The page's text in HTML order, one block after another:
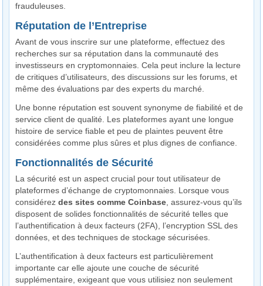
frauduleuses.
Réputation de l’Entreprise
Avant de vous inscrire sur une plateforme, effectuez des
recherches sur sa réputation dans la communauté des
investisseurs en cryptomonnaies. Cela peut inclure la lecture
de critiques d’utilisateurs, des discussions sur les forums, et
même des évaluations par des experts du marché.
Une bonne réputation est souvent synonyme de fiabilité et de
service client de qualité. Les plateformes ayant une longue
histoire de service fiable et peu de plaintes peuvent être
considérées comme plus sûres et plus dignes de confiance.
Fonctionnalités de Sécurité
La sécurité est un aspect crucial pour tout utilisateur de
plateformes d’échange de cryptomonnaies. Lorsque vous
considérezdes sites comme Coinbase, assurez-vous qu’ils
disposent de solides fonctionnalités de sécurité telles que
l’authentification à deux facteurs (2FA), l’encryption SSL des
données, et des techniques de stockage sécurisées.
L’authentification à deux facteurs est particulièrement
importante car elle ajoute une couche de sécurité
supplémentaire, exigeant que vous utilisiez non seulement